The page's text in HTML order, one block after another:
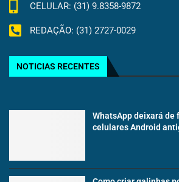
CELULAR: (31) 9.8358-9872
REDAÇÃO: (31) 2727-0029
NOTICIAS RECENTES
WhatsApp deixará de
celulares Android